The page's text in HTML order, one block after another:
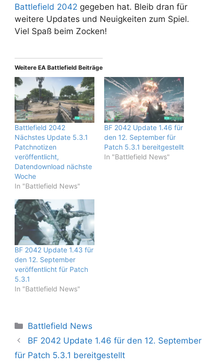
Battlefield 2042 gegeben hat. Bleib dran für
weitere Updates und Neuigkeiten zum Spiel.
Viel Spaß beim Zocken!
Weitere EA Battlefield Beiträge
Battlefield 2042
Nächstes Update 5.3.1
Patchnotizen
veröffentlicht,
Datendownload nächste
Woche
In "Battlefield News"
BF 2042 Update 1.46 für
den 12. September für
Patch 5.3.1 bereitgestellt
In "Battlefield News"
BF 2042 Update 1.43 für
den 12. September
veröffentlicht für Patch
5.3.1
In "Battlefield News"
Kategorien
Battlefield News
BF 2042 Update 1.46 für den 12. September
für Patch 5.3.1 bereitgestellt